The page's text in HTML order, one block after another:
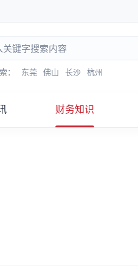
： 东莞 佛山 长沙 杭州
财务知识